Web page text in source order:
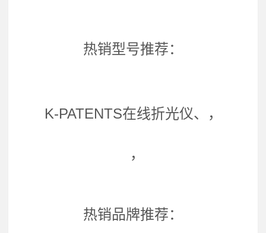
热销型号推荐：
K-PATENTS在线折光仪、，
，
热销品牌推荐：